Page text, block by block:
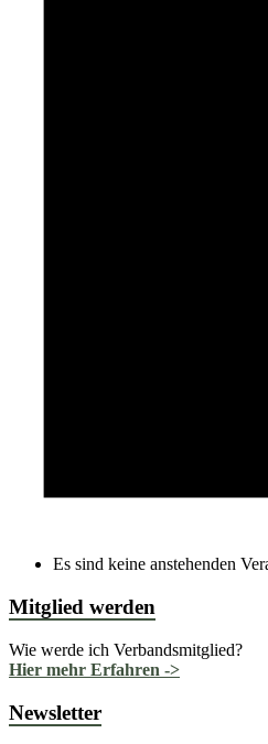
Es sind keine anstehenden
Mitglied werden
Wie werde ich Verbandsmitglied?
Hier mehr Erfahren ->
Newsletter